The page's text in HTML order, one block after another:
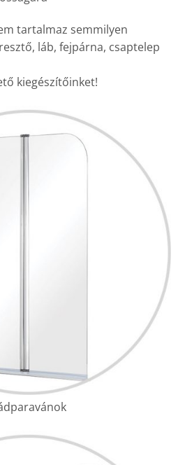
tartalmaz semmilyen
láb, fejpárna, csaptelep
kiegészítőinket!